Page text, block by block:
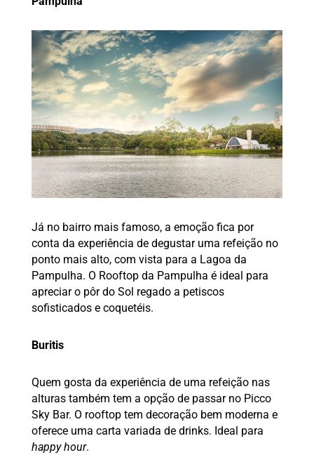
Já no bairro mais famoso, a emoção fica por
conta da experiência de degustar uma refeição no
ponto mais alto, com vista para a Lagoa da
Pampulha. O Rooftop da Pampulha é ideal para
apreciar o pôr do Sol regado a petiscos
sofisticados e coquetéis.
Buritis
Quem gosta da experiência de uma refeição nas
alturas também tem a opção de passar no Picco
Sky Bar. O rooftop tem decoração bem moderna e
oferece uma carta variada de drinks. Ideal para
happy hour.